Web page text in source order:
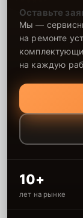
Оставьте
Мы —
на ремонте
на каждую
10+
лет на рынке